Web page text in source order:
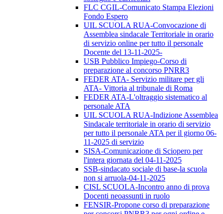
FLC CGIL-Comunicato Stampa Elezioni
Fondo Espero
UIL SCUOLA RUA-Convocazione di
Assemblea sindacale Territoriale in orario
di servizio online per tutto il personale
Docente del 13-11-2025-
USB Pubblico Impiego-Corso di
preparazione al concorso PNRR3
FEDER ATA- Servizio militare per gli
ATA- Vittoria al tribunale di Roma
FEDER ATA-L'oltraggio sistematico al
personale ATA
UIL SCUOLA RUA-Indizione Assemblea
Sindacale territoriale in orario di servizio
per tutto il personale ATA per il giorno 06-
11-2025 di servizio
SISA-Comunicazione di Sciopero per
l'intera giornata del 04-11-2025
SSB-sindacato sociale di base-la scuola
non si arruola-04-11-2025
CISL SCUOLA-Incontro anno di prova
Docenti neoassunti in ruolo
FENSIR-Propone corso di preparazione